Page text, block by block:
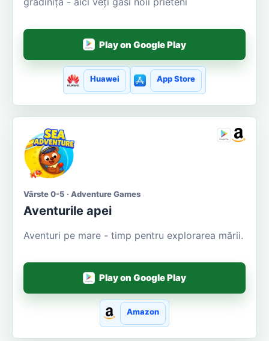
Play on Google Play
Huawei App Store
Vârste 0-5 · Adventure Games
Aventurile apei
Aventuri pe mare - timp pentru explorarea mării.
Play on Google Play
Amazon